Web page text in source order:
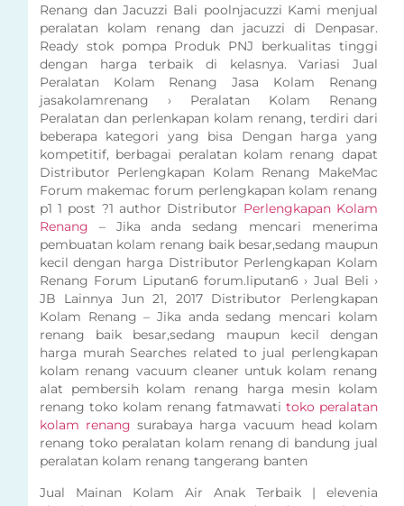
Renang dan Jacuzzi Bali poolnjacuzzi Kami menjual
peralatan kolam renang dan jacuzzi di Denpasar.
Ready stok pompa Produk PNJ berkualitas tinggi
dengan harga terbaik di kelasnya. Variasi Jual
Peralatan Kolam Renang Jasa Kolam Renang
jasakolamrenang › Peralatan Kolam Renang
Peralatan dan perlenkapan kolam renang, terdiri dari
beberapa kategori yang bisa Dengan harga yang
kompetitif, berbagai peralatan kolam renang dapat
Distributor Perlengkapan Kolam Renang MakeMac
Forum makemac forum perlengkapan kolam renang
p1 1 post ?1 author Distributor Perlengkapan Kolam
Renang – Jika anda sedang mencari menerima
pembuatan kolam renang baik besar,sedang maupun
kecil dengan harga Distributor Perlengkapan Kolam
Renang Forum Liputan6 forum.liputan6 › Jual Beli ›
JB Lainnya Jun 21, 2017 Distributor Perlengkapan
Kolam Renang – Jika anda sedang mencari kolam
renang baik besar,sedang maupun kecil dengan
harga murah Searches related to jual perlengkapan
kolam renang vacuum cleaner untuk kolam renang
alat pembersih kolam renang harga mesin kolam
renang toko kolam renang fatmawati toko peralatan
kolam renang surabaya harga vacuum head kolam
renang toko peralatan kolam renang di bandung jual
peralatan kolam renang tangerang banten
Jual Mainan Kolam Air Anak Terbaik | elevenia